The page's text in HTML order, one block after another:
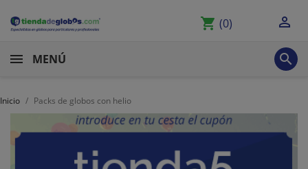
shopping_cart (0) 
MENÚ 
Inicio Packs de globos con helio